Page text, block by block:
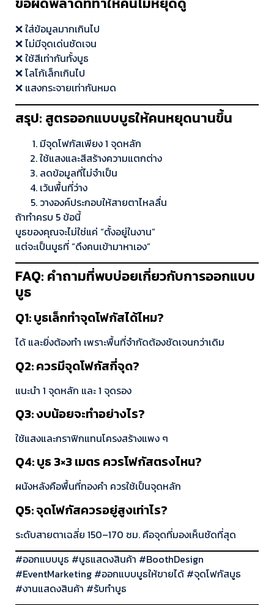
❌ ใส่ข้อมูลมากเกินไป
❌ ไม่มีจุดเด่นชัดเจน
❌ ใช้สีเท่ากันทั้งบูธ
❌ โลโก้เล็กเกินไป
❌ แสงกระจายเท่ากันหมด
สรุป: สูตรออกแบบบูธให้คนหยุดนานขึ้น
มีจุดโฟกัสเพียง 1 จุดหลัก
ใช้แสงและสีสร้างความแตกต่าง
ลดข้อมูลที่ไม่จำเป็น
เว้นพื้นที่ว่าง
วางองค์ประกอบให้สายตาไหลลื่น
ถ้าทำครบ 5 ข้อนี้
บูธของคุณจะไม่ใช่แค่ “ตั้งอยู่ในงาน”
แต่จะเป็นบูธที่ “ดึงคนเข้ามาหาเอง”
FAQ: คำถามที่พบบ่อยเกี่ยวกับการออกแบบ
บูธ
Q1: บูธเล็กทำจุดโฟกัสได้ไหม?
ได้ และยิ่งต้องทำ เพราะพื้นที่จำกัดต้องชัดเจนกว่าเดิม
Q2: ควรมีจุดโฟกัสกี่จุด?
แนะนำ 1 จุดหลัก และ 1 จุดรอง
Q3: งบน้อยจะทำอย่างไร?
ใช้แสงและกราฟิกแทนโครงสร้างแพง ๆ
Q4: บูธ 3×3 เมตร ควรโฟกัสตรงไหน?
ผนังหลังคือพื้นที่ทองคำ ควรใช้เป็นจุดหลัก
Q5: จุดโฟกัสควรอยู่สูงเท่าไร?
ระดับสายตาเฉลี่ย 150–170 ซม. คือจุดที่มองเห็นชัดที่สุด
#ออกแบบบูธ #บูธแสดงสินค้า #BoothDesign
#EventMarketing #ออกแบบบูธให้ขายได้ #จุดโฟกัสบูธ
#งานแสดงสินค้า #รับทำบูธ